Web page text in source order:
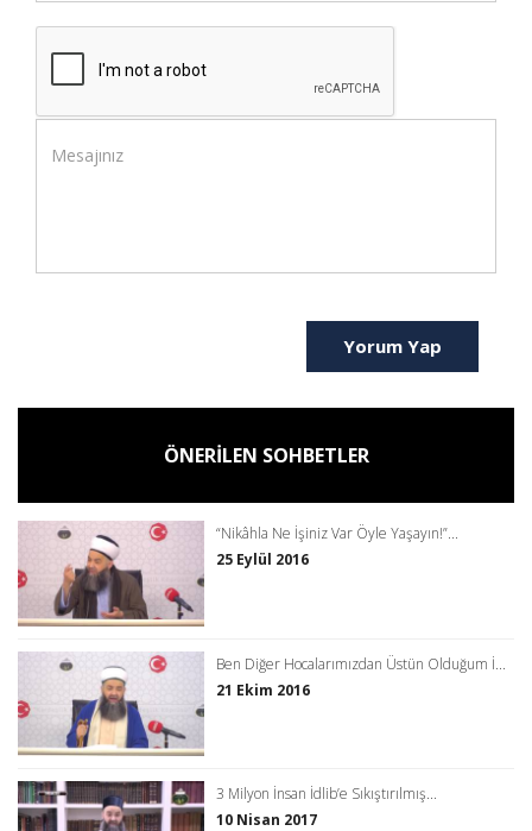
Yorum Yap
ÖNERİLEN SOHBETLER
“Nikâhla Ne İşiniz Var Öyle Yaşayın!”...
25 Eylül 2016
Ben Diğer Hocalarımızdan Üstün Olduğum İ...
21 Ekim 2016
3 Milyon İnsan İdlib’e Sıkıştırılmış...
10 Nisan 2017